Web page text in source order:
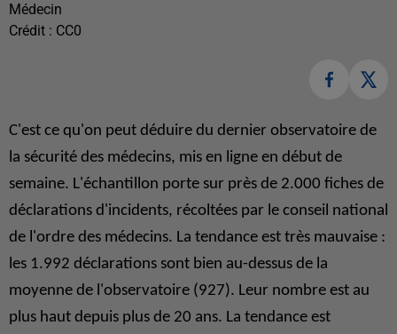
Médecin
Crédit : CC0
C'est ce qu'on peut déduire du dernier observatoire de
la sécurité des médecins, mis en ligne en début de
semaine. L'échantillon porte sur près de 2.000 fiches de
déclarations d'incidents, récoltées par le conseil national
de l'ordre des médecins. La tendance est très mauvaise :
les 1.992 déclarations sont bien au-dessus de la
moyenne de l'observatoire (927). Leur nombre est au
plus haut depuis plus de 20 ans. La tendance est